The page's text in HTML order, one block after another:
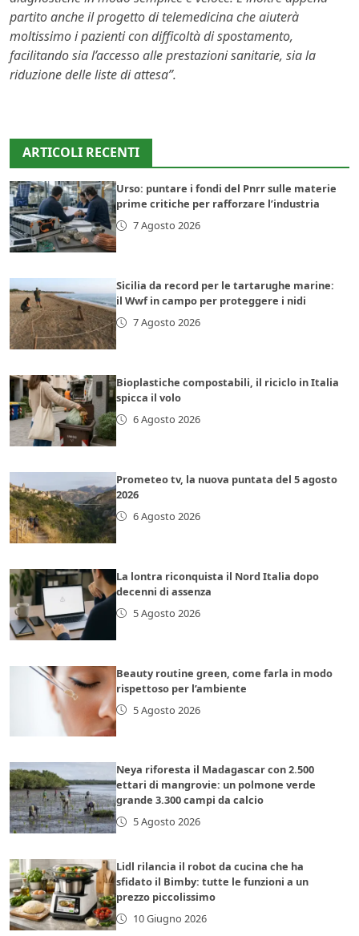
partito anche il progetto di telemedicina che aiuterà
moltissimo i pazienti con difficoltà di spostamento,
facilitando sia l’accesso alle prestazioni sanitarie, sia la
riduzione delle liste di attesa”.
ARTICOLI RECENTI
Urso: puntare i fondi del Pnrr sulle materie
prime critiche per rafforzare l’industria
7 Agosto 2026
Sicilia da record per le tartarughe marine:
il Wwf in campo per proteggere i nidi
7 Agosto 2026
Bioplastiche compostabili, il riciclo in Italia
spicca il volo
6 Agosto 2026
Prometeo tv, la nuova puntata del 5 agosto
2026
6 Agosto 2026
La lontra riconquista il Nord Italia dopo
decenni di assenza
5 Agosto 2026
Beauty routine green, come farla in modo
rispettoso per l’ambiente
5 Agosto 2026
Neya riforesta il Madagascar con 2.500
ettari di mangrovie: un polmone verde
grande 3.300 campi da calcio
5 Agosto 2026
Lidl rilancia il robot da cucina che ha
sfidato il Bimby: tutte le funzioni a un
prezzo piccolissimo
10 Giugno 2026